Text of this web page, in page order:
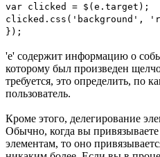
var clicked = $(e.target);
clicked.css('background',
});
'e' содержит информацию о
которому был произведен
требуется, это определить, по
пользователь.
Кроме этого, делегирование
Обычно, когда вы
элементам, то оно